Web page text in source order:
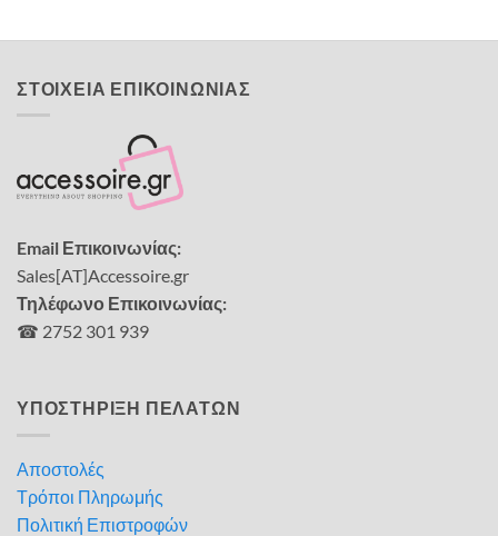
ΣΤΟΙΧΕΙΑ ΕΠΙΚΟΙΝΩΝΙΑΣ
Email Επικοινωνίας:
Sales[AT]Accessoire.gr
Τηλέφωνο Επικοινωνίας:
☎ 2752 301 939
ΥΠΟΣΤΗΡΙΞΗ ΠΕΛΑΤΩΝ
Αποστολές
Τρόποι Πληρωμής
Πολιτική Επιστροφών